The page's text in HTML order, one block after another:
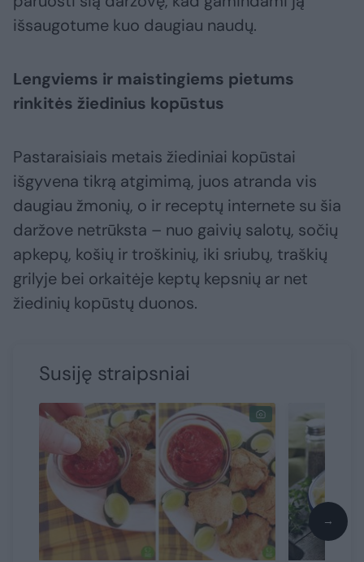
išsaugotume kuo daugiau naudų.
Lengviems ir maistingiems pietums
rinkitės žiedinius kopūstus
Pastaraisiais metais žiediniai kopūstai
išgyvena tikrą atgimimą, juos atranda vis
daugiau žmonių, o ir receptų internete su šia
daržove netrūksta – nuo gaivių salotų, sočių
apkepų, košių ir troškinių, iki sriubų, traškių
grilyje bei orkaitėje keptų kepsnių ar net
žiedinių kopūstų duonos.
Susiję straipsniai
→